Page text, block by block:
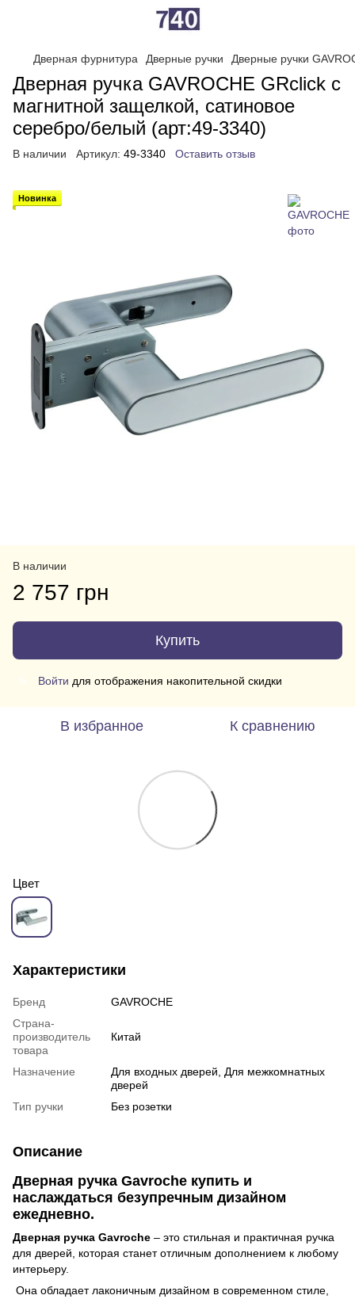
Дверная фурнитура Дверные ручки Дверные ручки
Дверная ручка GAVROCHE GRclick с
магнитной защелкой, сатиновое
серебро/белый (арт:49-3340)
В наличии Артикул: 49-3340 Оставить отзыв
Новинка
В наличии
2 757 грн
Купить
Войти для отображения накопительной скидки
В избранное К сравнению
Цвет
Характеристики
Бренд
GAVROCHE
Страна-
производитель
товара
Китай
Назначение
Для входных дверей, Для межкомнатных
дверей
Тип ручки
Без розетки
Описание
Дверная ручка Gavroche купить и
наслаждаться безупречным дизайном
ежедневно.
Дверная ручка Gavroche – это стильная и практичная ручка
для дверей, которая станет отличным дополнением к любому
интерьеру.
Она обладает лаконичным дизайном в современном стиле,